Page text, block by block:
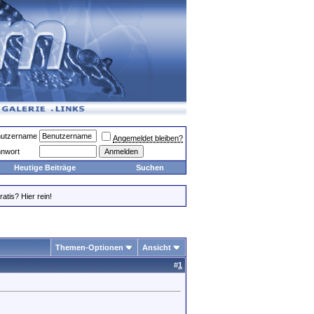
Angemeldet bleiben?
Heutige Beiträge Suchen
Hier rein!
Themen-Optionen Ansicht
#1